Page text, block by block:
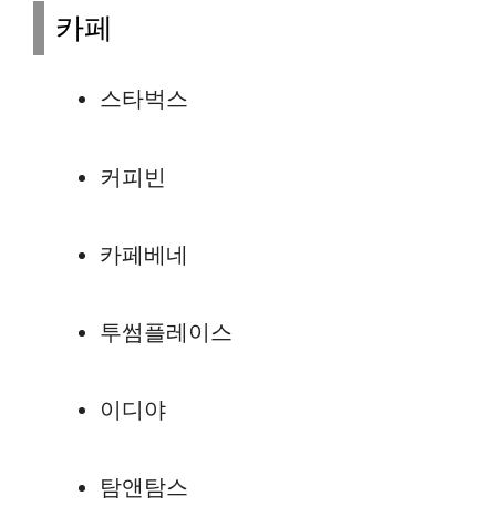
카페
스타벅스
커피빈
카페베네
투썸플레이스
이디야
탐앤탐스